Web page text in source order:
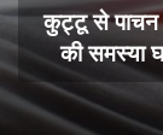
कुट्टू से पाचन
की समस्या